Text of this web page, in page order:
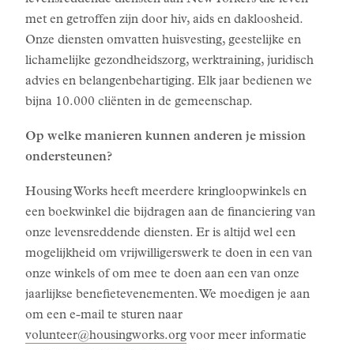
met en getroffen zijn door hiv, aids en dakloosheid.
Onze diensten omvatten huisvesting, geestelijke en
lichamelijke gezondheidszorg, werktraining, juridisch
advies en belangenbehartiging. Elk jaar bedienen we
bijna 10.000 cliënten in de gemeenschap.
Op welke manieren kunnen anderen je mission
ondersteunen?
Housing Works heeft meerdere kringloopwinkels en
een boekwinkel die bijdragen aan de financiering van
onze levensreddende diensten. Er is altijd wel een
mogelijkheid om vrijwilligerswerk te doen in een van
onze winkels of om mee te doen aan een van onze
jaarlijkse benefietevenementen. We moedigen je aan
om een e-mail te sturen naar
volunteer@housingworks.org voor meer informatie